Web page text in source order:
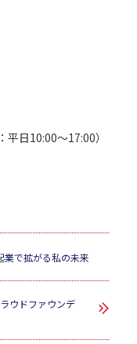
日10:00～17:00）
業で拡がる私の未来
ウドファウンデ